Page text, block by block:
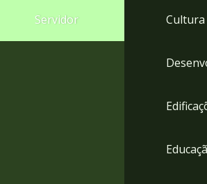
Servidor Cultura